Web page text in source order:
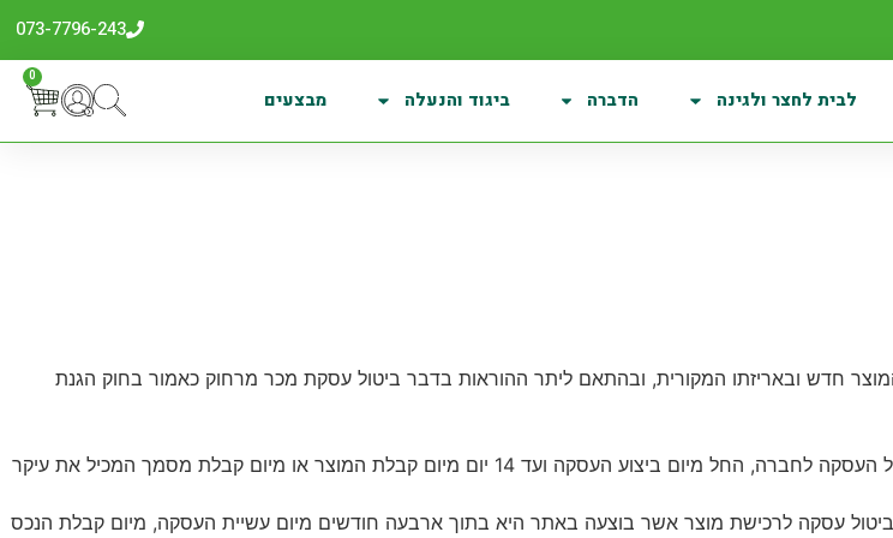
073-7796-243
לבית לחצר ולגינה הדברה ביגוד והנעלה מבצעים
0
חדש ובאריזתו המקורית, ובהתאם ליתר ההוראות בדבר ביטול עסקת מכר מרחוק כאמור בחוק הגנת
בוצעה עסקה לרכישת מוצר באתר, רשאי הלקוח לבטלה באמצעות הודעה בדבר ביטול העסקה לחברה, החל מיום ביצוע העסקה ועד 14 יום מיום קבלת המוצר או מיום קבלת מסמך המכיל את עיקר
עסקה לרכישת מוצר אשר בוצעה באתר היא בתוך ארבעה חודשים מיום עשיית העסקה, מיום קבלת הנכס